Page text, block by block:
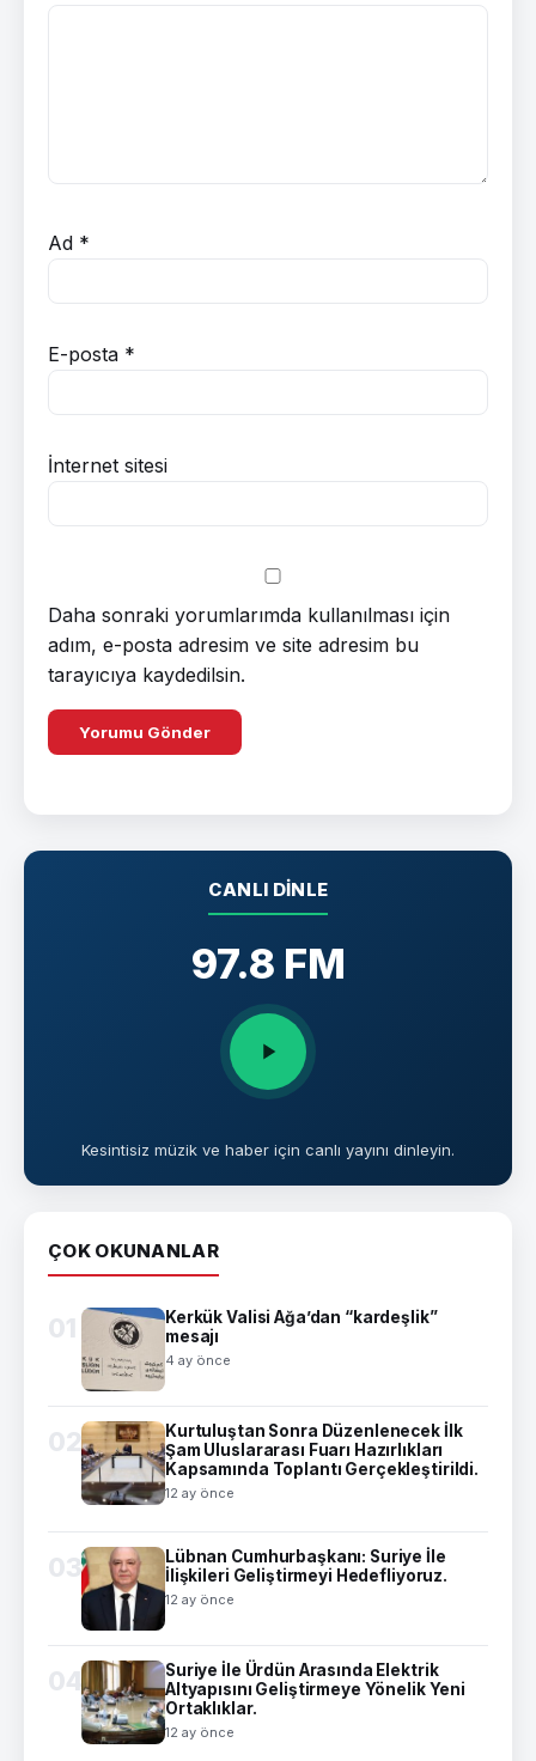
Ad *
E-posta *
İnternet sitesi
Daha sonraki yorumlarımda kullanılması için
adım, e-posta adresim ve site adresim bu
tarayıcıya kaydedilsin.
CANLI DINLE
97.8 FM
Kesintisiz müzik ve haber için canlı yayını dinleyin.
ÇOK OKUNANLAR
01
Kerkük Valisi Ağa’dan “kardeşlik”
mesajı
4 ay önce
02
Kurtuluştan Sonra Düzenlenecek İlk
Şam Uluslararası Fuarı Hazırlıkları
Kapsamında Toplantı Gerçekleştirildi.
12 ay önce
03
Lübnan Cumhurbaşkanı: Suriye İle
İlişkileri Geliştirmeyi Hedefliyoruz.
12 ay önce
04
Suriye İle Ürdün Arasında Elektrik
Altyapısını Geliştirmeye Yönelik Yeni
Ortaklıklar.
12 ay önce